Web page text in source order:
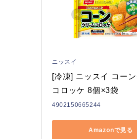
ニッスイ
[冷凍] ニッスイ コー
コロッケ 8個×3袋
4902150665244
Amazonで見る